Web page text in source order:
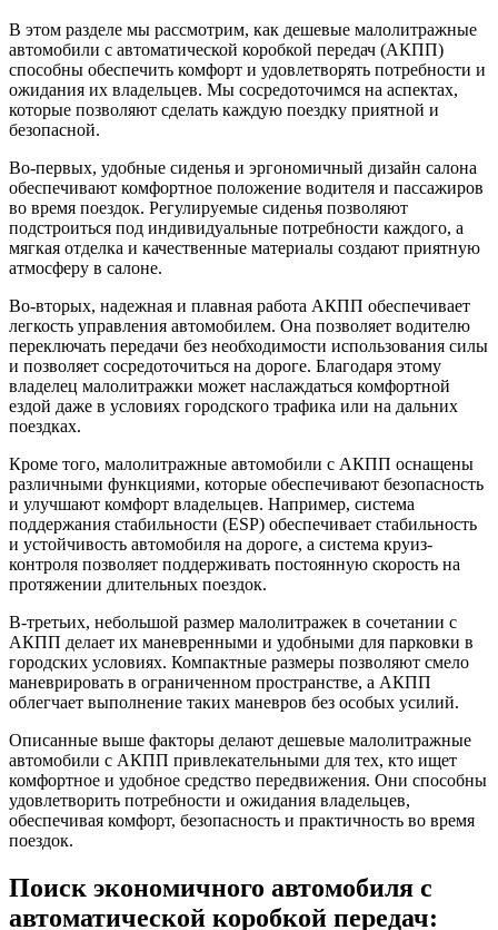
В этом разделе мы рассмотрим, как дешевые малолитражные
автомобили с автоматической коробкой передач (АКПП)
способны обеспечить комфорт и удовлетворять потребности и
ожидания их владельцев. Мы сосредоточимся на аспектах,
которые позволяют сделать каждую поездку приятной и
безопасной.
Во-первых, удобные сиденья и эргономичный дизайн салона
обеспечивают комфортное положение водителя и пассажиров
во время поездок. Регулируемые сиденья позволяют
подстроиться под индивидуальные потребности каждого, а
мягкая отделка и качественные материалы создают приятную
атмосферу в салоне.
Во-вторых, надежная и плавная работа АКПП обеспечивает
легкость управления автомобилем. Она позволяет водителю
переключать передачи без необходимости использования силы
и позволяет сосредоточиться на дороге. Благодаря этому
владелец малолитражки может наслаждаться комфортной
ездой даже в условиях городского трафика или на дальних
поездках.
Кроме того, малолитражные автомобили с АКПП оснащены
различными функциями, которые обеспечивают безопасность
и улучшают комфорт владельцев. Например, система
поддержания стабильности (ESP) обеспечивает стабильность
и устойчивость автомобиля на дороге, а система круиз-
контроля позволяет поддерживать постоянную скорость на
протяжении длительных поездок.
В-третьих, небольшой размер малолитражек в сочетании с
АКПП делает их маневренными и удобными для парковки в
городских условиях. Компактные размеры позволяют смело
маневрировать в ограниченном пространстве, а АКПП
облегчает выполнение таких маневров без особых усилий.
Описанные выше факторы делают дешевые малолитражные
автомобили с АКПП привлекательными для тех, кто ищет
комфортное и удобное средство передвижения. Они способны
удовлетворить потребности и ожидания владельцев,
обеспечивая комфорт, безопасность и практичность во время
поездок.
Поиск экономичного автомобиля с
автоматической коробкой передач: